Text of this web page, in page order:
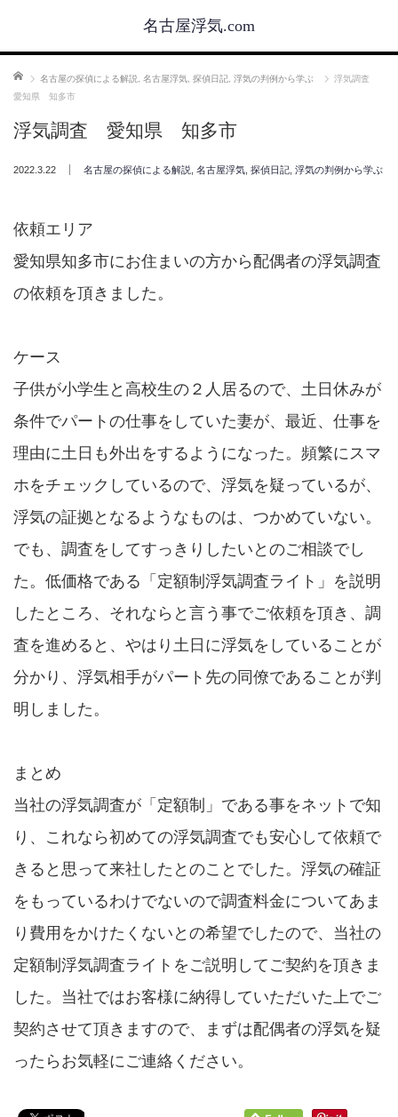
名古屋浮気.com
ホーム 名古屋の探偵による解説 名古屋浮気 探偵日記 浮気の判例から学ぶ
浮気調査
愛知県 知多市
浮気調査 愛知県 知多市
2022.3.22 名古屋の探偵による解説 名古屋浮気 探偵日記 浮気の判例から学ぶ
依頼エリア
愛知県知多市にお住まいの方から配偶者の浮気調査
の依頼を頂きました。
ケース
子供が小学生と高校生の２人居るので、土日休みが
条件でパートの仕事をしていた妻が、最近、仕事を
理由に土日も外出をするようになった。頻繁にスマ
ホをチェックしているので、浮気を疑っているが、
浮気の証拠となるようなものは、つかめていない。
でも、調査をしてすっきりしたいとのご相談でし
た。低価格である「定額制浮気調査ライト」を説明
したところ、それならと言う事でご依頼を頂き、調
査を進めると、やはり土日に浮気をしていることが
分かり、浮気相手がパート先の同僚であることが判
明しました。
まとめ
当社の浮気調査が「定額制」である事をネットで知
り、これなら初めての浮気調査でも安心して依頼で
きると思って来社したとのことでした。浮気の確証
をもっているわけでないので調査料金についてあま
り費用をかけたくないとの希望でしたので、当社の
定額制浮気調査ライトをご説明してご契約を頂きま
した。当社ではお客様に納得していただいた上でご
契約させて頂きますので、まずは配偶者の浮気を疑
ったらお気軽にご連絡ください。